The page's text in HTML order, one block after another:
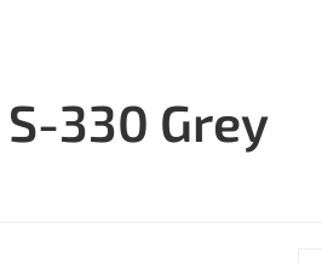
330 Grey